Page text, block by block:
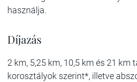
használja.
Díjazás
2 km, 5,25 km, 10,5 km és 21 km
korosztályok szerint*, illetve